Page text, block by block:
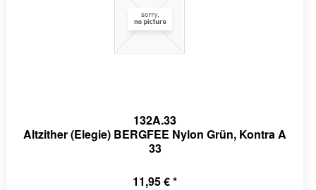
132A.33
Altzither (Elegie) BERGFEE Nylon Grün, Kontra A
33
11,95 € *